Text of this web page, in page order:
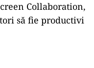
Collaboration,
să fie productivi